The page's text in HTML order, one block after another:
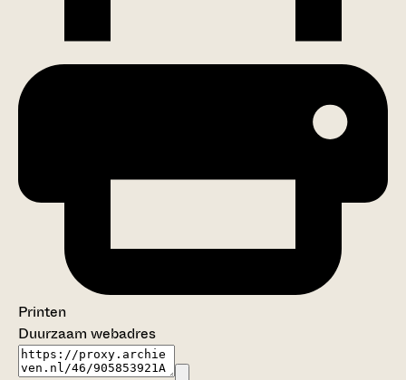
Printen
Duurzaam webadres